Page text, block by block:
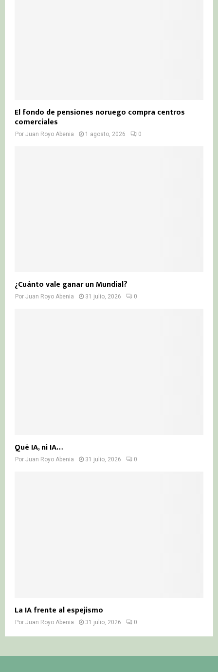
El fondo de pensiones noruego compra centros
comerciales
Por Juan Royo Abenia 1 agosto, 2026 0
¿Cuánto vale ganar un Mundial?
Por Juan Royo Abenia 31 julio, 2026 0
Qué IA, ni IA…
Por Juan Royo Abenia 31 julio, 2026 0
La IA frente al espejismo
Por Juan Royo Abenia 31 julio, 2026 0